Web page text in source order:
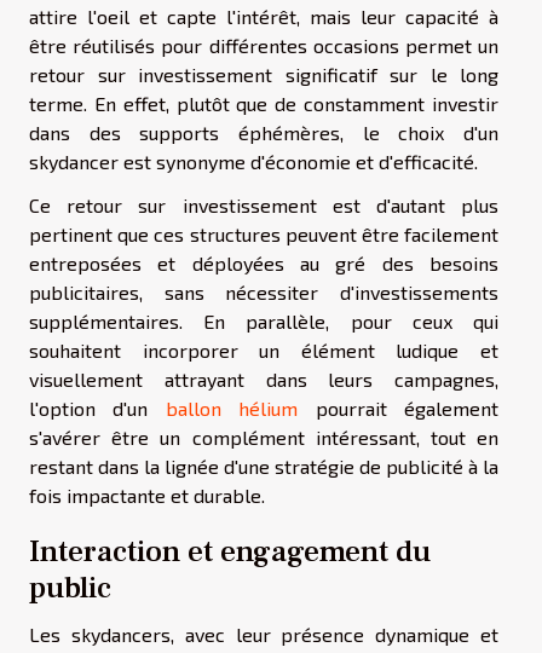
attire l'oeil et capte l'intérêt, mais leur capacité à
être réutilisés pour différentes occasions permet un
retour sur investissement significatif sur le long
terme. En effet, plutôt que de constamment investir
dans des supports éphémères, le choix d'un
skydancer est synonyme d'économie et d'efficacité.
Ce retour sur investissement est d'autant plus
pertinent que ces structures peuvent être facilement
entreposées et déployées au gré des besoins
publicitaires, sans nécessiter d'investissements
supplémentaires. En parallèle, pour ceux qui
souhaitent incorporer un élément ludique et
visuellement attrayant dans leurs campagnes,
l'option d'un ballon hélium pourrait également
s'avérer être un complément intéressant, tout en
restant dans la lignée d'une stratégie de publicité à la
fois impactante et durable.
Interaction et engagement du
public
Les skydancers, avec leur présence dynamique et